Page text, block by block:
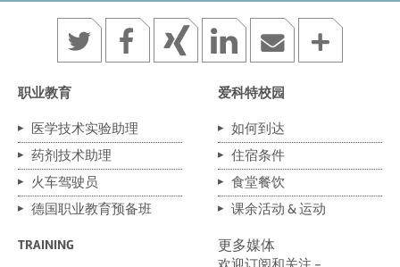
职业教育
医学技术实验助理
药剂技术助理
火车驾驶员
德国职业教育预备班
TRAINING
爱科特校园
如何到达
住宿条件
食堂餐饮
课余活动 & 运动
更多媒体